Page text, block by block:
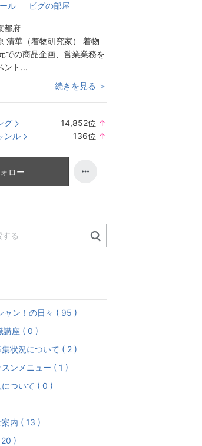
ル ピグの部屋
都府
華（着物研究家） 着物
での商品企画、営業業務を
ント...
続きを見る ＞
グ 14,852位 ↑
ンル 136位 ↑
昇
ロー
ャン！の日々 ( 95 )
講座 ( 0 )
状況について ( 2 )
ンメニュー ( 1 )
について ( 0 )
案内 ( 13 )
20 )